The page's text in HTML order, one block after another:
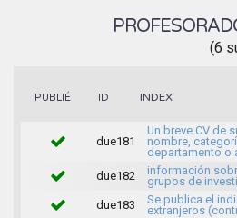
(6
PUBLIÉ ID INDEX
due181
Un breve CV de
nombre,
departamento o
due182
información
grupos de
due183
Se publica el
extranjeros